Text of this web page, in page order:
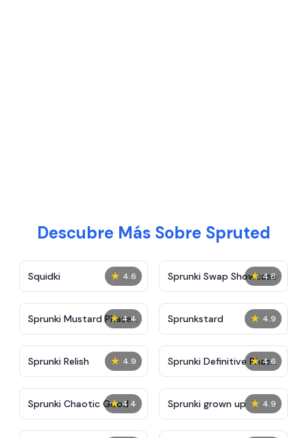
Descubre Más Sobre Spruted
★ 4.6
Squidki ★ 4.8
Sprunki Swap Showcase
★ 4.4
Sprunki Mustard Phase
2
★ 4.9
Sprunkstard
★ 4.9
Sprunki Relish ★ 4.6
Sprunki Definitive Phase
7
★ 4.4
Sprunki Chaotic Good ★ 4.9
Sprunki grown up